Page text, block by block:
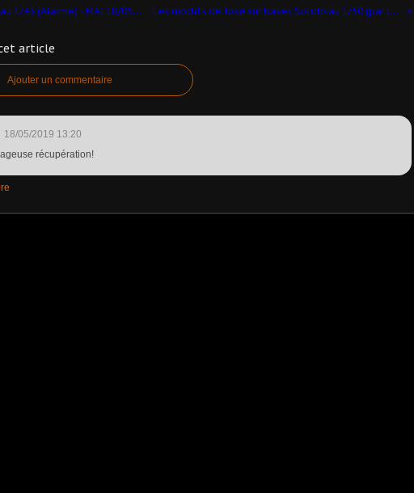
Dacia Duster au 1/43 (Alarme) - MAJ 18/05/2019 Les modifs de José sur bases Solido au 1/50 (par José B.)
article
Ajouter un commentaire
18/05/2019 13:20
récupération!